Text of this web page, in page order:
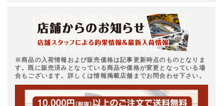
※商品の入荷情報および販売価格は記事更新時点のものとなりま
す。既に販売済みとなっている商品や価格が変更となっている場
合もございます。詳しくは情報掲載店舗までお問合わせ下さい。